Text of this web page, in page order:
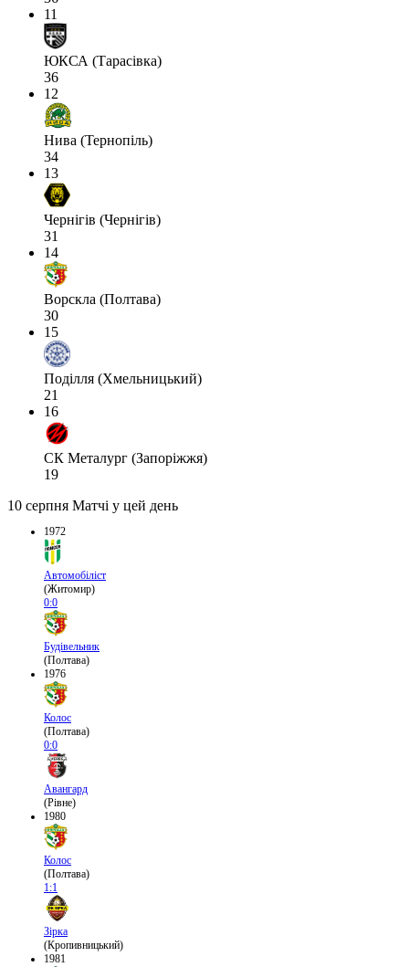
11
ЮКСА (Тарасівка)
36
12
Нива (Тернопіль)
34
13
Чернігів (Чернігів)
31
14
Ворскла (Полтава)
30
15
Поділля (Хмельницький)
21
16
СК Металург (Запоріжжя)
19
10 серпня Матчі у цей день
1972
Автомобіліст
(Житомир)
0:0
Будівельник
(Полтава)
1976
Колос
(Полтава)
0:0
Авангард
(Рівне)
1980
Колос
(Полтава)
1:1
Зірка
(Кропивницький)
1981